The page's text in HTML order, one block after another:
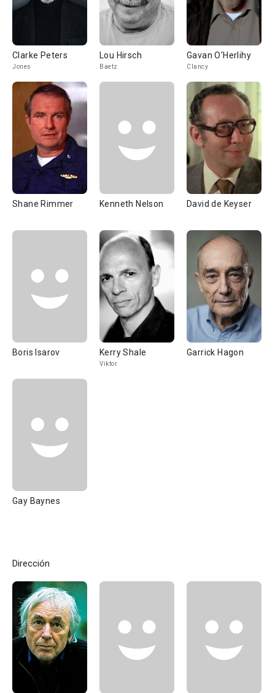
Clarke Peters
Jones
Lou Hirsch
Baetz
Gavan O'Herlihy
Clancy
Shane Rimmer Kenneth Nelson David de Keyser
Boris Isarov Kerry Shale
Viktor
Garrick Hagon
Gay Baynes
Dirección